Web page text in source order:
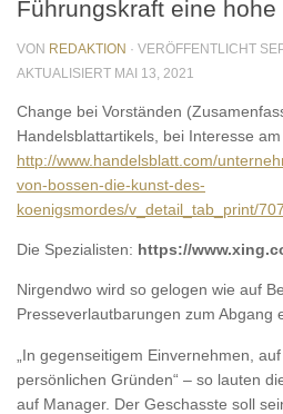
Führungskraft eine hohe
VON REDAKTION · VERÖFFENTLICHT
AKTUALISIERT MAI 13, 2021
Change bei Vorständen
Handelsblattartikels, bei Interesse
http://www.handelsblatt.com/
von-bossen-die-kunst-des-
koenigsmordes/v_detail_tab_print/
Die Spezialisten: https://
Nirgendwo wird so gelogen wie auf
Presseverlautbarungen zum Abgang
„In gegenseitigem Einvernehmen,
persönlichen Gründen“ – so lauten
auf Manager. Der Geschasste soll